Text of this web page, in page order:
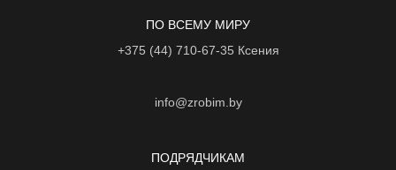
ПО ВСЕМУ МИРУ
+375 (44) 710-67-35 Ксения
info@zrobim.by
ПОДРЯДЧИКАМ